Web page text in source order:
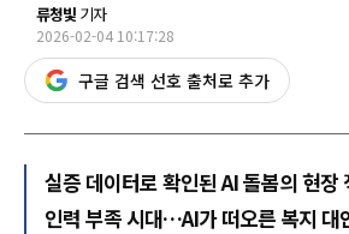
류청빛 기자
2026-02-04 10:17:28
구글 검색 선호 출처로 추가
실증 데이터로 확인된 AI 돌봄의 현장
인력 부족 시대…AI가 떠오른 복지 대